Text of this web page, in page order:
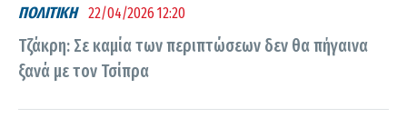
ΠΟΛΙΤΙΚΗ 22/04/2026 12:20
Τζάκρη: Σε καμία των περιπτώσεων δεν θα πήγαινα
ξανά με τον Τσίπρα